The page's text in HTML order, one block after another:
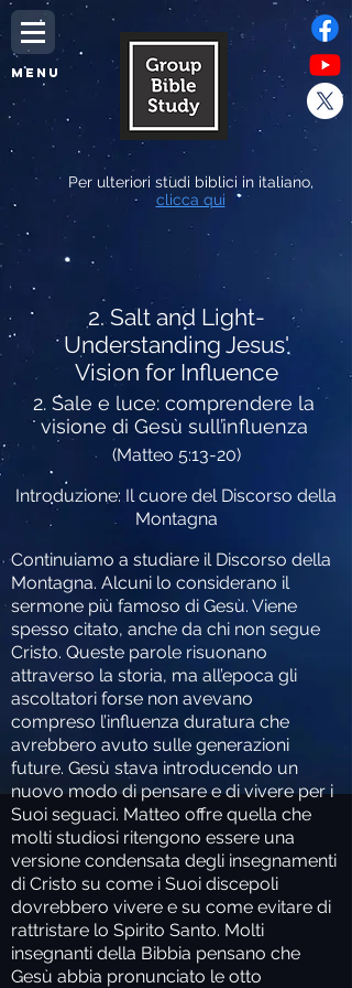
MENU
Per ulteriori studi biblici in italiano,
clicca qui
2. Salt and Light-
Understanding Jesus'
Vision for Influence
2. Sale e luce: comprendere la
visione di Gesù sull’influenza
(Matteo 5:13-20)
Introduzione: Il cuore del Discorso della
Montagna
Continuiamo a studiare il Discorso della
Montagna. Alcuni lo considerano il
sermone più famoso di Gesù. Viene
spesso citato, anche da chi non segue
Cristo. Queste parole risuonano
attraverso la storia, ma all’epoca gli
ascoltatori forse non avevano
compreso l’influenza duratura che
avrebbero avuto sulle generazioni
future. Gesù stava introducendo un
nuovo modo di pensare e di vivere per i
Suoi seguaci. Matteo offre quella che
molti studiosi ritengono essere una
versione condensata degli insegnamenti
di Cristo su come i Suoi discepoli
dovrebbero vivere e su come evitare di
rattristare lo Spirito Santo. Molti
insegnanti della Bibbia pensano che
Gesù abbia pronunciato le otto